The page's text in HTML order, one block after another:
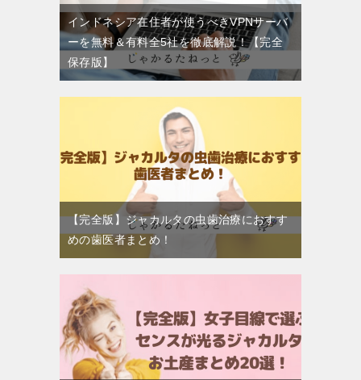
インドネシア在住者が使うべきVPNサーバ
ーを無料＆有料全5社を徹底解説！【完全
保存版】
【完全版】ジャカルタの虫歯治療におすす
めの歯医者まとめ！